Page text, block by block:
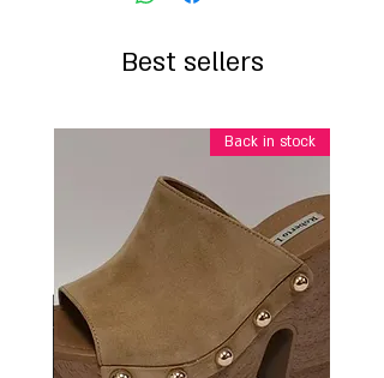
Best sellers
Back in stock